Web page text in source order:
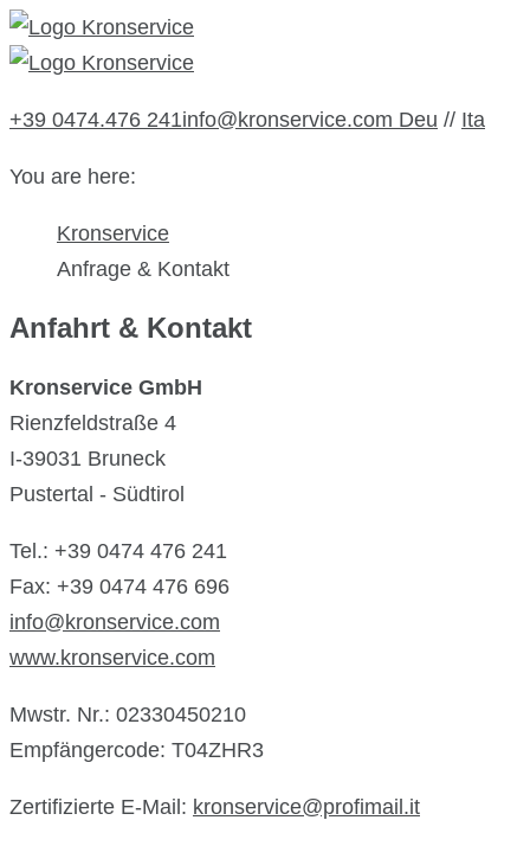
+39 0474.476 241info@kronservice.com Deu // Ita
You are here:
Kronservice
Anfrage & Kontakt
Anfahrt & Kontakt
Kronservice GmbH
Rienzfeldstraße 4
I-39031 Bruneck
Pustertal - Südtirol
Tel.: +39 0474 476 241
Fax: +39 0474 476 696
info@kronservice.com
www.kronservice.com
Mwstr. Nr.: 02330450210
Empfängercode: T04ZHR3
Zertifizierte E-Mail: kronservice@profimail.it